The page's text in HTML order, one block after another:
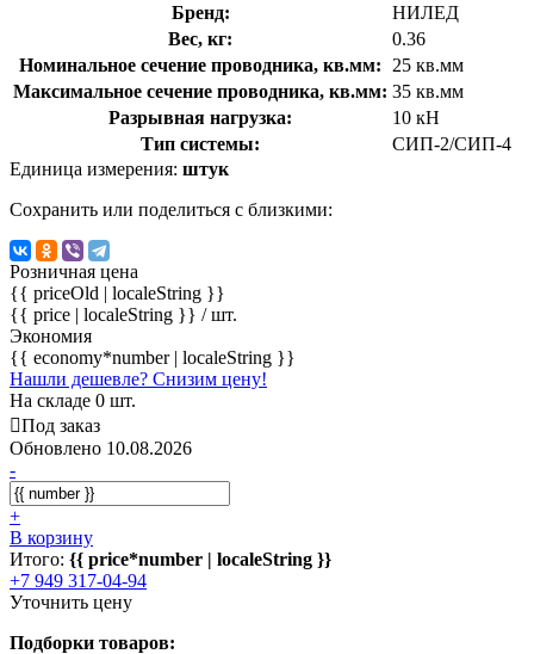
Бренд:
НИЛЕД
Вес, кг:
0.36
Номинальное сечение проводника, кв.мм:
25 кв.мм
Максимальное сечение проводника, кв.мм: 35 кв.мм
Разрывная нагрузка:
10 кН
Тип системы:
СИП-2/СИП-4
Единица измерения: штук
Сохранить или поделиться с близкими:
Розничная цена
{{ priceOld | localeString }}
{{ price | localeString }} / шт.
Экономия
{{ economy*number | localeString }}
Нашли дешевле? Снизим цену!
На складе 0 шт.
Под заказ
Обновлено 10.08.2026
-
+
В корзину
Итого: {{ price*number | localeString }}
+7 949 317-04-94
Уточнить цену
Подборки товаров: